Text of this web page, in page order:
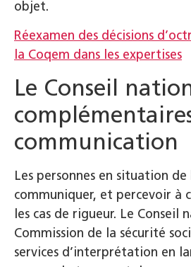
objet.
Réexamen des décisions
la Coqem dans les expertises
Le Conseil
communication
Les personnes en situation
communiquer, et percevoir à
les cas de rigueur. Le
Commission de la sécurité
services d’interprétation en